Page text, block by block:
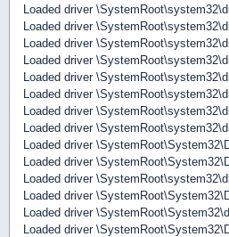
Loaded driver
Loaded driver
Loaded driver
Loaded driver
Loaded driver
Loaded driver
Loaded driver
Loaded driver
Loaded driver
Loaded driver
Loaded driver
Loaded driver
Loaded driver
Loaded driver